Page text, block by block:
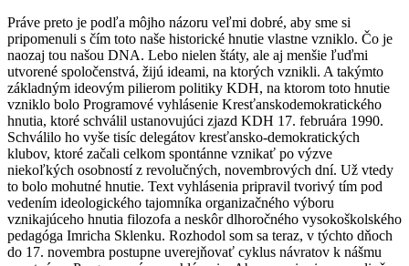
Práve preto je podľa môjho názoru veľmi dobré, aby sme si
pripomenuli s čím toto naše historické hnutie vlastne vzniklo. Čo je
naozaj tou našou DNA. Lebo nielen štáty, ale aj menšie ľuďmi
utvorené spoločenstvá, žijú ideami, na ktorých vznikli. A takýmto
základným ideovým pilierom politiky KDH, na ktorom toto hnutie
vzniklo bolo Programové vyhlásenie Kresťanskodemokratického
hnutia, ktoré schválil ustanovujúci zjazd KDH 17. februára 1990.
Schválilo ho vyše tisíc delegátov kresťansko-demokratických
klubov, ktoré začali celkom spontánne vznikať po výzve
niekoľkých osobností z revolučných, novembrových dní. Už vtedy
to bolo mohutné hnutie. Text vyhlásenia pripravil tvorivý tím pod
vedením ideologického tajomníka organizačného výboru
vznikajúceho hnutia filozofa a neskôr dlhoročného vysokoškolského
pedagóga Imricha Sklenku. Rozhodol som sa teraz, v týchto dňoch
do 17. novembra postupne uverejňovať cyklus návratov k nášmu